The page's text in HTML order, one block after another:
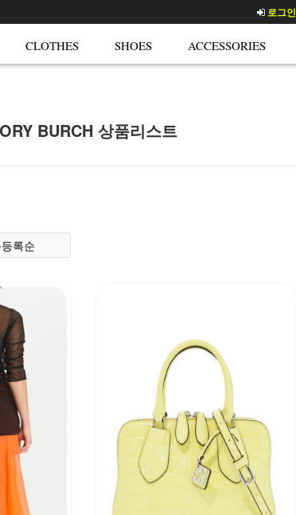
로그인
CLOTHES SHOES ACCESSORIES
BURCH 상품리스트
록순